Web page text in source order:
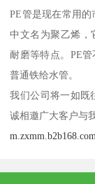
PE管是现在常用
中文名为聚乙烯，
耐磨等特点。PE
普通铁给水管。
我们公司将一如既
诚相邀广大客户与
m.zxmm.b2b168.com